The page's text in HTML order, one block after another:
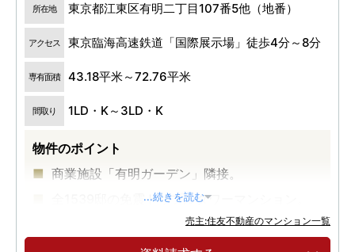
所在地 東京都江東区有明二丁目107番5他（地番）
アクセス 東京臨海高速鉄道「国際展示場」徒歩4分～8分
専有面積 43.18平米～72.76平米
間取り 1LD・K～3LD・K
物件のポイント
商業施設「有明ガーデン」隣接。
全1539邸の免震トリプルタワーマンション。
実物体感、竣工済マンション
...続きを読む
売主:住友不動産のマンション一覧